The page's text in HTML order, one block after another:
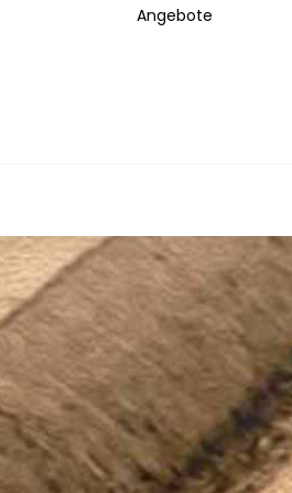
Angebote